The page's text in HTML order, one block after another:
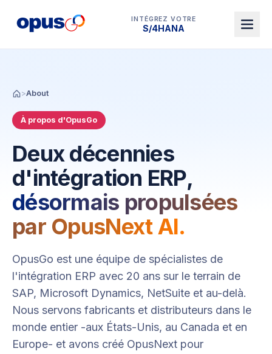
INTÉGREZ VOTRE
Dynamics 365 BC
>About
À propos d'OpusGo
Deux décennies
d'intégration ERP,
désormais propulsées
par OpusNext AI.
OpusGo est une équipe de spécialistes de
l'intégration ERP avec 20 ans sur le terrain de
SAP, Microsoft Dynamics, NetSuite et au-delà.
Nous servons fabricants et distributeurs dans le
monde entier -aux États-Unis, au Canada et en
Europe- et avons créé OpusNext pour